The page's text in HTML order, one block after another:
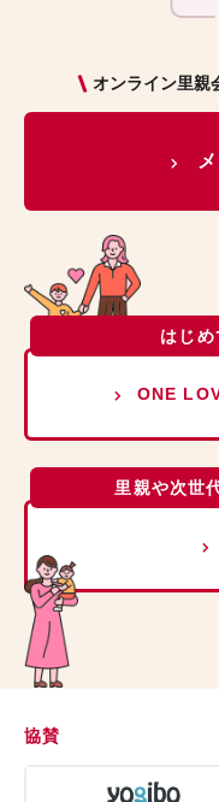
オンライン里親
はじ
ONE
里親や次世
協賛